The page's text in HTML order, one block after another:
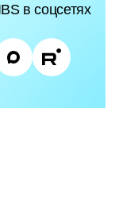
в соцсетях